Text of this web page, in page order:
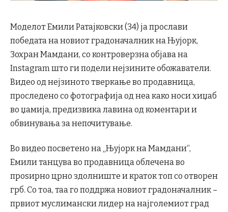
Моделот Емили Ратајковски (34) ја прослави
победата на новиот градоначалник на Њујорк,
Зохран Мамдани, со контроверзна објава на
Instagram што ги подели нејзините обожаватели.
Видео од нејзиното тверкање во продавница,
проследено со фотографија од неа како носи хиџаб
во џамија, предизвика лавина од коментари и
обвинувања за непочитување.
Во видео посветено на „Њујорк на Мамдани“,
Емили танцува во продавница облечена во
проѕирно црно здолниште и краток топ со отворен
грб. Со тоа, таа го поддржа новиот градоначалник –
првиот муслимански лидер на најголемиот град